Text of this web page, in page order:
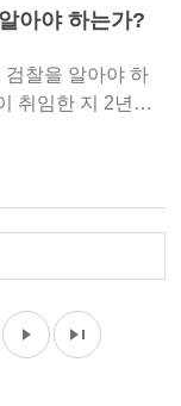
아야 하는가?
검찰을 알아야 하
습니까? 사법행